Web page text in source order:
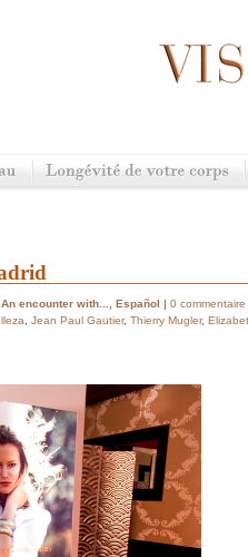
An encounter with..., Español | 0 commentaire
, Jean Paul Gautier, Thierry Mugler,